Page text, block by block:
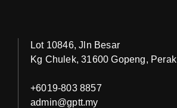
Lot 10846, Jln Besar
Kg Chulek, 31600 Gopeng, Perak
+6019-803 8857
admin@gptt.my